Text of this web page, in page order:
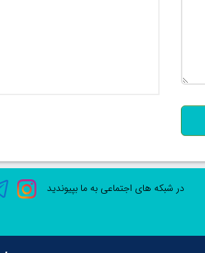
در شبکه های اجتماعی به ما بپیوندید